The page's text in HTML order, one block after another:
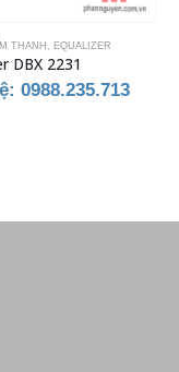
DBX 2231
0988.235.713